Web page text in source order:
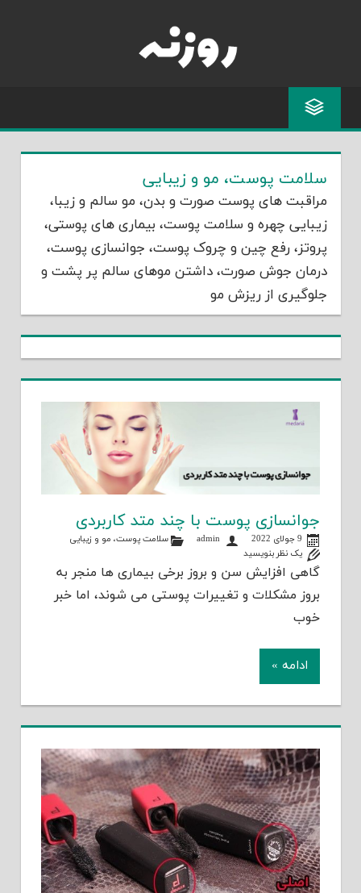
سلامت پوست، مو و زیبایی
مراقبت های پوست صورت و بدن، مو سالم و زیبا،
زیبایی چهره و سلامت پوست، بیماری های پوستی،
پروتز، رفع چین و چروک پوست، جوانسازی پوست،
درمان جوش صورت، داشتن موهای سالم پر پشت و
جلوگیری از ریزش مو
جوانسازی پوست با چند متد کاربردی
9 جولای 2022 admin
سلامت پوست، مو و زیبایی
یک نظر بنویسید
گاهی افزایش سن و بروز برخی بیماری ها منجر به
بروز مشکلات و تغییرات پوستی می شوند، اما خبر
خوب
ادامه »